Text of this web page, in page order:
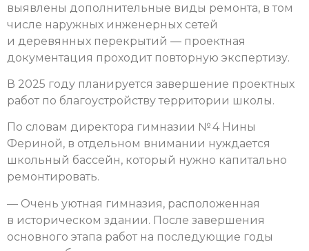
выявлены дополнительные виды ремонта, в том
числе наружных инженерных сетей
и деревянных перекрытий — проектная
документация проходит повторную экспертизу.
В 2025 году планируется завершение проектных
работ по благоустройст­ву территории школы.
По словам директора гимназии № 4 Нины
Фериной, в отдельном внимании нуждается
школьный бассейн, который нужно капитально
ремонтировать.
— Очень уютная гимназия, расположенная
в историческом здании. После завершения
основного этапа работ на последующие годы